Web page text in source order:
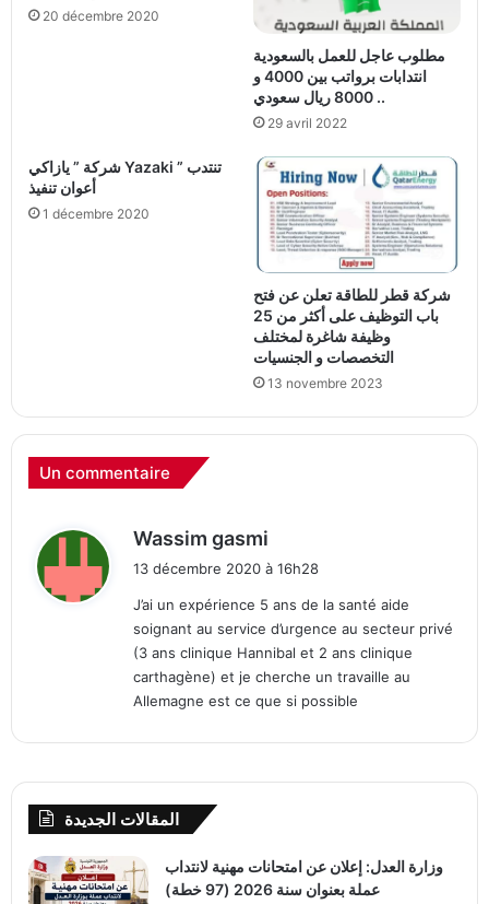
20 décembre 2020
مطلوب عاجل للعمل بالسعودية
انتدابات برواتب بين 4000 و
8000 ريال سعودي ..
29 avril 2022
شركة ” يازاكي Yazaki ” تنتدب
أعوان تنفيذ
1 décembre 2020
شركة قطر للطاقة تعلن عن فتح
باب التوظيف على أكثر من 25
وظيفة شاغرة لمختلف
التخصصات و الجنسيات
13 novembre 2023
Un commentaire
Wassim gasmi
:
13 décembre 2020 à 16h28
J’ai un expérience 5 ans de la santé aide
soignant au service d’urgence au secteur privé
(3 ans clinique Hannibal et 2 ans clinique
carthagène) et je cherche un travaille au
Allemagne est ce que si possible
المقالات الجديدة
وزارة العدل: إعلان عن امتحانات مهنية لانتداب
عملة بعنوان سنة 2026 (97 خطة)